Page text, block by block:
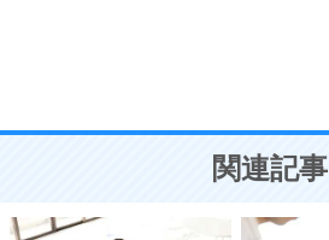
ことが大切。
関連記事